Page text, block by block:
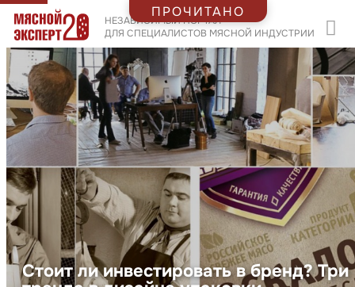
НЕЗАВИСИМЫЙ ПОРТАЛ
ДЛЯ СПЕЦИАЛИСТОВ МЯСНОЙ ИНДУСТРИИ
Стоит ли инвестировать в бренд? Три
ПРОЧИТАНО